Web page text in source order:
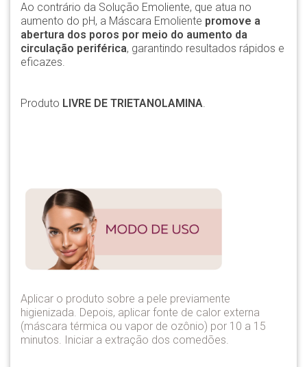
Ao contrário da Solução Emoliente, que atua no
aumento do pH, a Máscara Emoliente promove a
abertura dos poros por meio do aumento da
circulação periférica, garantindo resultados rápidos e
eficazes.
Produto LIVRE DE TRIETANOLAMINA.
Aplicar o produto sobre a pele previamente
higienizada. Depois, aplicar fonte de calor externa
(máscara térmica ou vapor de ozônio) por 10 a 15
minutos. Iniciar a extração dos comedões.